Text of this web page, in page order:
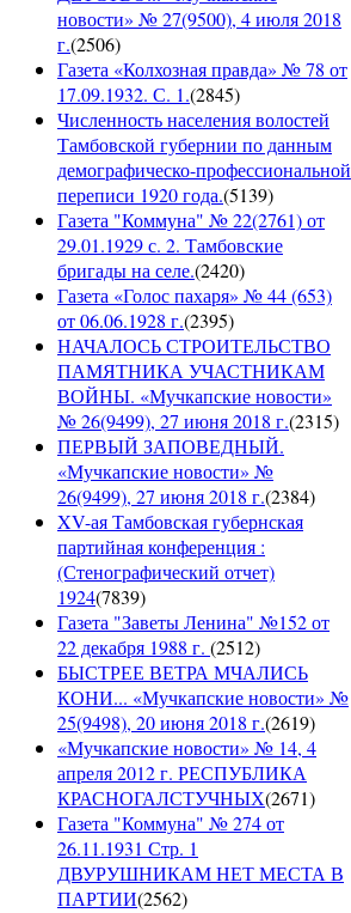
новости» № 27(9500), 4 июля 2018
г.(2506)
Газета «Колхозная правда» № 78 от
17.09.1932. С. 1.(2845)
Численность населения волостей
Тамбовской губернии по данным
демографическо-профессиональной
переписи 1920 года.(5139)
Газета "Коммуна" № 22(2761) от
29.01.1929 с. 2. Тамбовские
бригады на селе.(2420)
Газета «Голос пахаря» № 44 (653)
от 06.06.1928 г.(2395)
НАЧАЛОСЬ СТРОИТЕЛЬСТВО
ПАМЯТНИКА УЧАСТНИКАМ
ВОЙНЫ. «Мучкапские новости»
№ 26(9499), 27 июня 2018 г.(2315)
ПЕРВЫЙ ЗАПОВЕДНЫЙ.
«Мучкапские новости» №
26(9499), 27 июня 2018 г.(2384)
XV-ая Тамбовская губернская
партийная конференция :
(Стенографический отчет)
1924(7839)
Газета "Заветы Ленина" №152 от
22 декабря 1988 г. (2512)
БЫСТРЕЕ ВЕТРА МЧАЛИСЬ
КОНИ... «Мучкапские новости» №
25(9498), 20 июня 2018 г.(2619)
«Мучкапские новости» № 14, 4
апреля 2012 г. РЕСПУБЛИКА
КРАСНОГАЛСТУЧНЫХ(2671)
Газета "Коммуна" № 274 от
26.11.1931 Стр. 1
ДВУРУШНИКАМ НЕТ МЕСТА В
ПАРТИИ(2562)